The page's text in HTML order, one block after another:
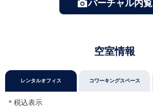
バーチャル内覧
空室情報
レンタルオフィス コワーキングスペース
＊税込表⽰